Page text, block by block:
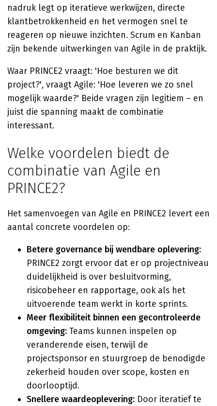
nadruk legt op iteratieve werkwijzen, directe
klantbetrokkenheid en het vermogen snel te
reageren op nieuwe inzichten. Scrum en Kanban
zijn bekende uitwerkingen van Agile in de praktijk.
Waar PRINCE2 vraagt: 'Hoe besturen we dit
project?', vraagt Agile: 'Hoe leveren we zo snel
mogelijk waarde?' Beide vragen zijn legitiem – en
juist die spanning maakt de combinatie
interessant.
Welke voordelen biedt de
combinatie van Agile en
PRINCE2?
Het samenvoegen van Agile en PRINCE2 levert een
aantal concrete voordelen op:
Betere governance bij wendbare oplevering:
PRINCE2 zorgt ervoor dat er op projectniveau
duidelijkheid is over besluitvorming,
risicobeheer en rapportage, ook als het
uitvoerende team werkt in korte sprints.
Meer flexibiliteit binnen een gecontroleerde
omgeving: Teams kunnen inspelen op
veranderende eisen, terwijl de
projectsponsor en stuurgroep de benodigde
zekerheid houden over scope, kosten en
doorlooptijd.
Snellere waardeoplevering: Door iteratief te